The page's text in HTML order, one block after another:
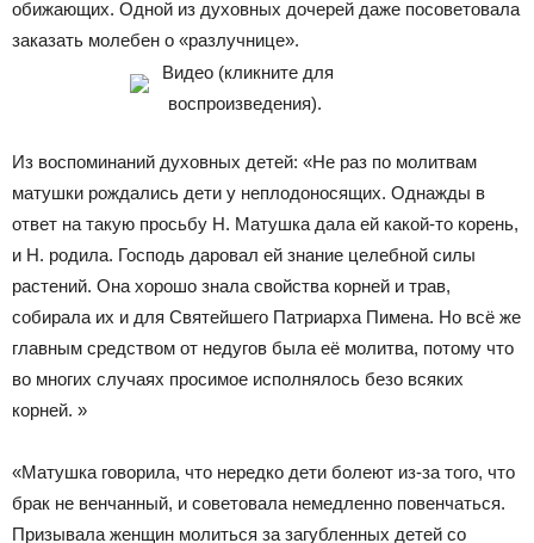
обижающих. Одной из духовных дочерей даже посоветовала
заказать молебен о «разлучнице».
Видео (кликните для
воспроизведения).
Из воспоминаний духовных детей: «Не раз по молитвам
матушки рождались дети у неплодоносящих. Однажды в
ответ на такую просьбу Н. Матушка дала ей какой-то корень,
и Н. родила. Господь даровал ей знание целебной силы
растений. Она хорошо знала свойства корней и трав,
собирала их и для Святейшего Патриарха Пимена. Но всё же
главным средством от недугов была её молитва, потому что
во многих случаях просимое исполнялось безо всяких
корней. »
«Матушка говорила, что нередко дети болеют из-за того, что
брак не венчанный, и советовала немедленно повенчаться.
Призывала женщин молиться за загубленных детей со